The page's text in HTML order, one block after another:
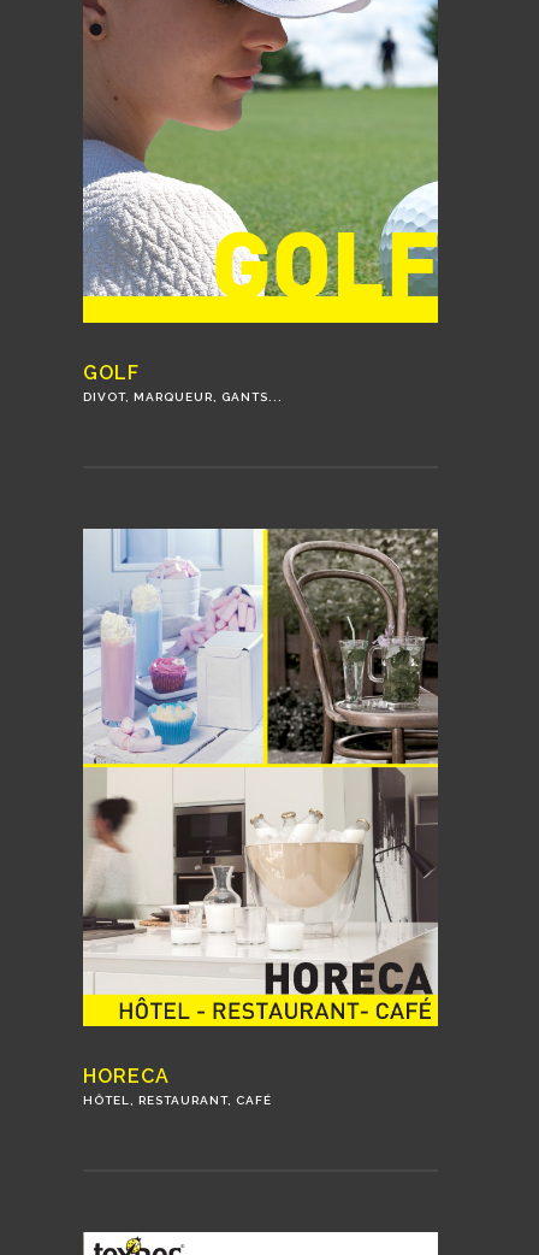
GOLF
DIVOT, MARQUEUR, GANTS...
HORECA
HÔTEL, RESTAURANT, CAFÉ